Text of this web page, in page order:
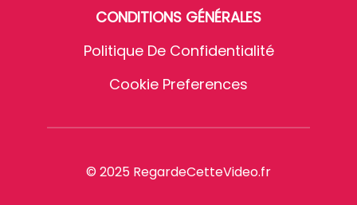
CONDITIONS GÉNÉRALES
Politique De Confidentialité
Cookie Preferences
© 2025 RegardeCetteVideo.fr